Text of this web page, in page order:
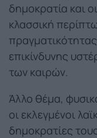
δημοκρατία και
κλασσική
επικίνδυνης
των καιρών.
Άλλο θέμα,
οι εκλεγμένοι
δημοκρατίες